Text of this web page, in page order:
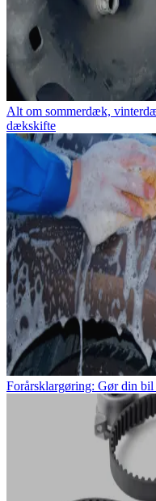
Alt om sommerdæk,
dækskifte
Forårsklargøring: Gør din